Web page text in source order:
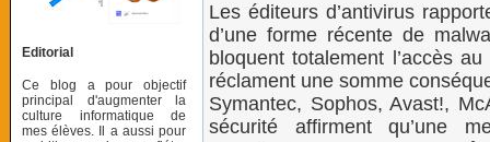
Editorial
Ce blog a pour objectif
principal d'augmenter la
culture informatique de
mes élèves. Il a aussi pour
Les éditeurs d’antivirus
d’une forme récente de
bloquent totalement l’accès
réclament une somme
Symantec, Sophos, Avast!,
sécurité affirment qu’une